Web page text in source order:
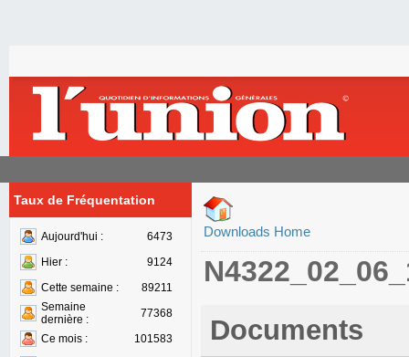
Taux de Fréquentation
Aujourd'hui :
6473
Hier :
9124
Cette semaine :
89211
Semaine
dernière :
77368
Ce mois :
101583
Downloads Home
Documents